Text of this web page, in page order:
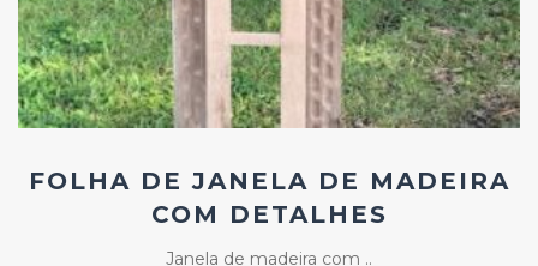
FOLHA DE JANELA DE MADEIRA
COM DETALHES
Janela de madeira com ..